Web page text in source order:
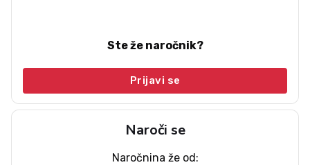
Ste že naročnik?
Prijavi se
Naroči se
Naročnina že od: